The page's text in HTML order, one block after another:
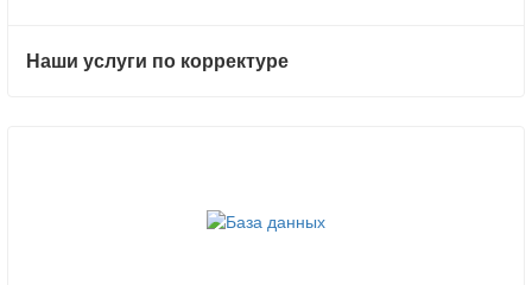
Наши услуги по корректуре